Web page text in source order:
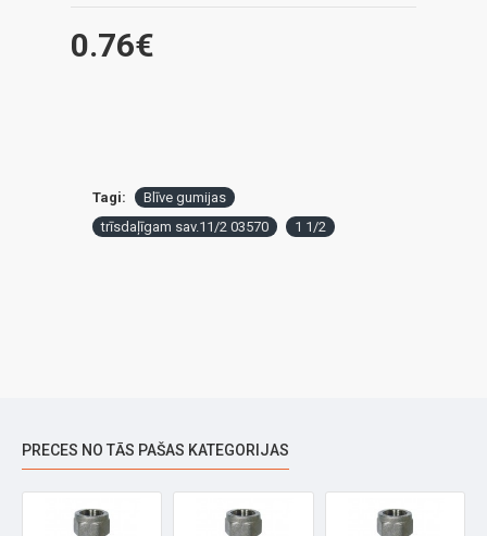
0.76€
Tagi:
Blīve gumijas
trīsdaļīgam sav.11/2 03570
1 1/2
PRECES NO TĀS PAŠAS KATEGORIJAS